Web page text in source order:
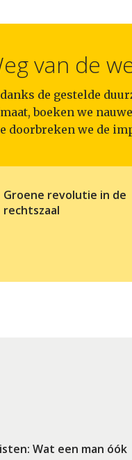
van de
de gestelde
boeken we
doorbreken we de
Groene revolutie in de
rechtszaal
Wat een man óók